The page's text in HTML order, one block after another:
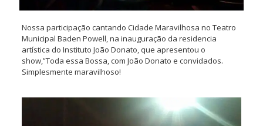
Nossa participação cantando Cidade Maravilhosa no Teatro
Municipal Baden Powell, na inauguração da residencia
artística do Instituto João Donato, que apresentou o
show,”Toda essa Bossa, com João Donato e convidados.
Simplesmente maravilhoso!